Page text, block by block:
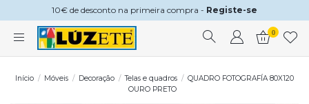
10€ de desconto na primeira compra - Registe-se
0
Início Móveis Decoração Telas e quadros
QUADRO FOTOGRAFÍA 80X120
OURO PRETO